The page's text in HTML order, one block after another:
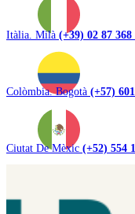
Itàlia. Milà (+39) 02 87 368
Colòmbia. Bogotà (+57)
Ciutat De Mèxic (+52) 554